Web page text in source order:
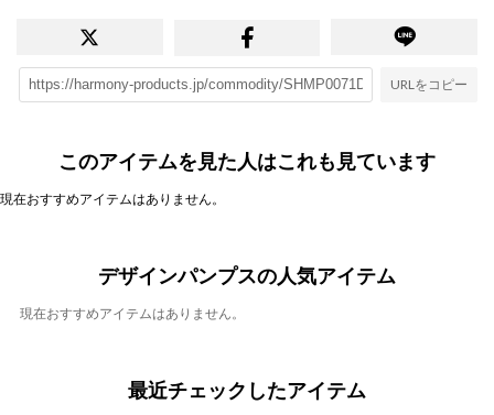
URLをコピー
このアイテムを見た人はこれも見ています
現在おすすめアイテムはありません。
デザインパンプスの人気アイテム
現在おすすめアイテムはありません。
最近チェックしたアイテム